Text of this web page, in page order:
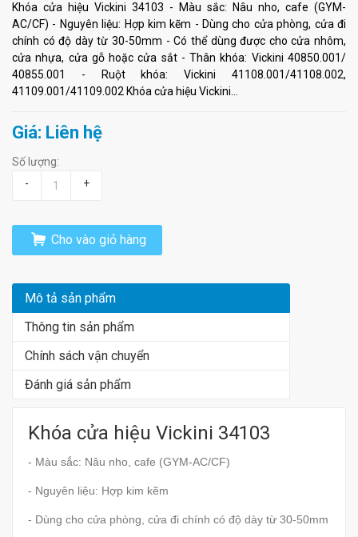
Khóa cửa hiệu Vickini 34103 - Màu sắc: Nâu nho, cafe (GYM-
AC/CF) - Nguyên liệu: Hợp kim kẽm - Dùng cho cửa phòng, cửa đi
chính có độ dày từ 30-50mm - Có thể dùng được cho cửa nhôm,
cửa nhựa, cửa gỗ hoặc cửa sắt - Thân khóa: Vickini 40850.001/
40855.001 - Ruột khóa: Vickini 41108.001/41108.002,
41109.001/41109.002 Khóa cửa hiệu Vickini...
Giá: Liên hệ
Số lượng:
-
+
Cho vào giỏ hàng
Mô tả sản phẩm
Thông tin sản phẩm
Chính sách vận chuyển
Đánh giá sản phẩm
Khóa cửa hiệu Vickini 34103
- Màu sắc: Nâu nho, cafe (GYM-AC/CF)
- Nguyên liệu: Hợp kim kẽm
- Dùng cho cửa phòng, cửa đi chính có độ dày từ 30-50mm